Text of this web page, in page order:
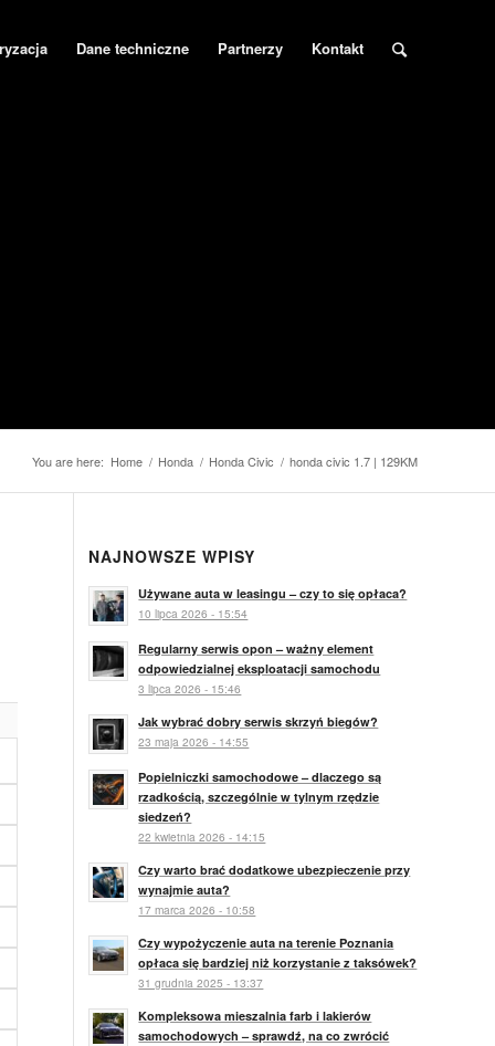
Dane techniczne Partnerzy Kontakt
You are here: Home / Honda / Honda Civic / honda civic 1.7 | 129KM
NAJNOWSZE WPISY
Używane auta w leasingu – czy to się opłaca?
10 lipca 2026 - 15:54
Regularny serwis opon – ważny element
odpowiedzialnej eksploatacji samochodu
3 lipca 2026 - 15:46
Jak wybrać dobry serwis skrzyń biegów?
23 maja 2026 - 14:55
Popielniczki samochodowe – dlaczego są
rzadkością, szczególnie w tylnym rzędzie
siedzeń?
22 kwietnia 2026 - 14:15
Czy warto brać dodatkowe ubezpieczenie przy
wynajmie auta?
17 marca 2026 - 10:58
Czy wypożyczenie auta na terenie Poznania
opłaca się bardziej niż korzystanie z taksówek?
31 grudnia 2025 - 13:37
Kompleksowa mieszalnia farb i lakierów
samochodowych – sprawdź, na co zwrócić